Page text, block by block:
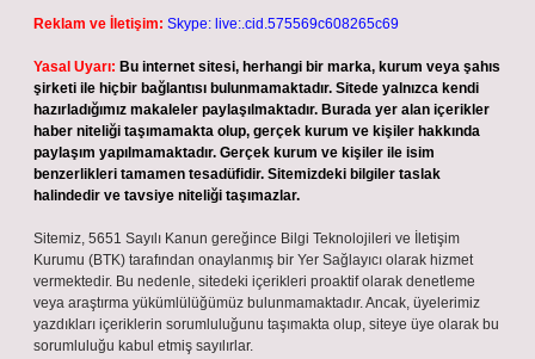
Reklam ve İletişim: Skype: live:.cid.575569c608265c69
Yasal Uyarı: Bu internet sitesi, herhangi bir marka, kurum veya şahıs
şirketi ile hiçbir bağlantısı bulunmamaktadır. Sitede yalnızca kendi
hazırladığımız makaleler paylaşılmaktadır. Burada yer alan içerikler
haber niteliği taşımamakta olup, gerçek kurum ve kişiler hakkında
paylaşım yapılmamaktadır. Gerçek kurum ve kişiler ile isim
benzerlikleri tamamen tesadüfidir. Sitemizdeki bilgiler taslak
halindedir ve tavsiye niteliği taşımazlar.
Sitemiz, 5651 Sayılı Kanun gereğince Bilgi Teknolojileri ve İletişim
Kurumu (BTK) tarafından onaylanmış bir Yer Sağlayıcı olarak hizmet
vermektedir. Bu nedenle, sitedeki içerikleri proaktif olarak denetleme
veya araştırma yükümlülüğümüz bulunmamaktadır. Ancak, üyelerimiz
yazdıkları içeriklerin sorumluluğunu taşımakta olup, siteye üye olarak bu
sorumluluğu kabul etmiş sayılırlar.